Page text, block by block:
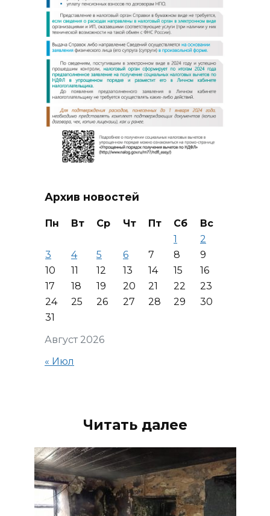
Архив новостей
Август 2026
Пн Вт Ср Чт Пт Сб
Вс
1
2
3
4 5 6 7 8
9
10
11 12 13 14 15
16
17
18 19 20 21 22
23
24
25 26 27 28 29
30
31
« Июл
Читать далее